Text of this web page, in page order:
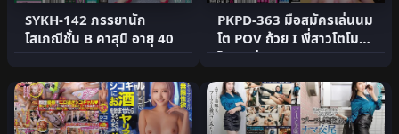
SYKH-142 ภรรยานัก
โสเภณีชั้น B คาสุมิ อายุ 40
PKPD-363 มือสมัครเล่นนม
โต POV ถ้วย I พี่สาวโตโม
โกะ ซาร่า